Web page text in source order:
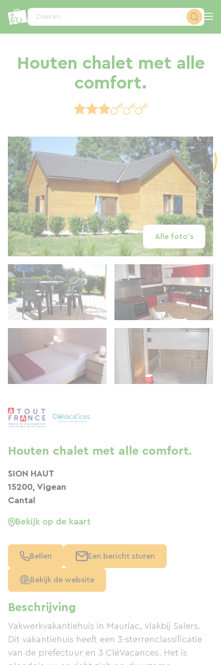
Zoeken...
Houten chalet met alle
comfort.
Alle foto's
Beschrijving
Vakwerkvakantiehuis in Mauriac, vlakbij Salers.
Dit vakantiehuis heeft een 3-sterrenclassificatie
van de prefectuur en 3 CléVacances. Het is
Houten chalet met alle comfort.
SION HAUT
15200, Vigean
Cantal
Bekijk op de kaart
Bellen Een bericht sturen
Bekijk de website
Cookies beheer paneel